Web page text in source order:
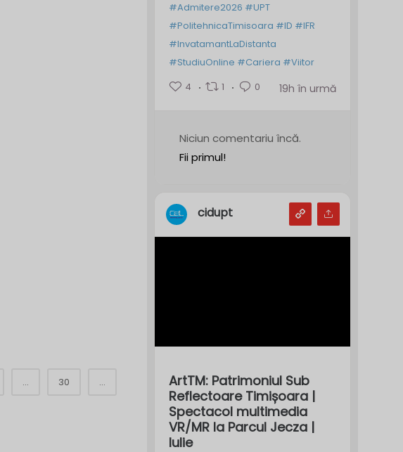
... 30 ...
#Admitere2026 #UPT
#PolitehnicaTimisoara #ID #IFR
#InvatamantLaDistanta
#StudiuOnline #Cariera #Viitor
4
1 0 19h în urmă
Niciun comentariu încă.
Fii primul!
cidupt
ArtTM: Patrimoniul Sub
Reflectoare Timișoara |
Spectacol multimedia
VR/MR la Parcul Jecza |
Iulie